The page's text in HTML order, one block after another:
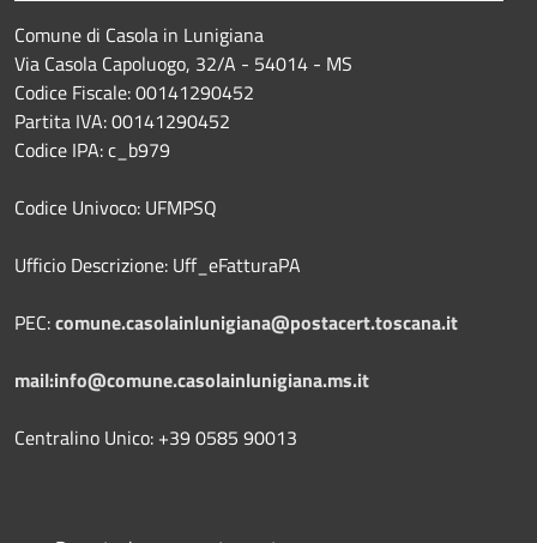
Comune di Casola in Lunigiana
Via Casola Capoluogo, 32/A - 54014 - MS
Codice Fiscale: 00141290452
Partita IVA: 00141290452
Codice IPA: c_b979
Codice Univoco: UFMPSQ
Ufficio Descrizione: Uff_eFatturaPA
PEC:comune.casolainlunigiana@postacert.toscana.it
mail:info@comune.casolainlunigiana.ms.it
Centralino Unico: +39 0585 90013